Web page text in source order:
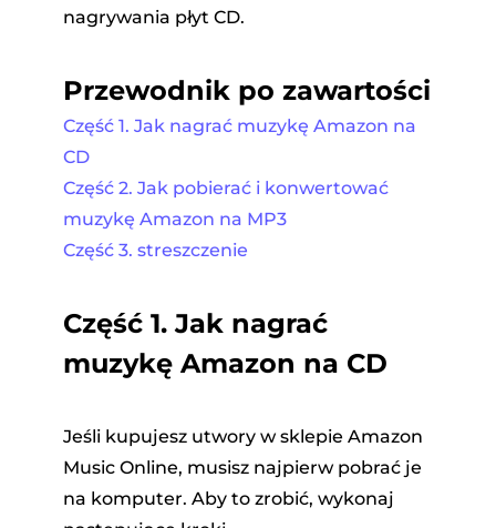
nagrywania płyt CD.
Przewodnik po zawartości
Część 1. Jak nagrać muzykę Amazon na
CD
Część 2. Jak pobierać i konwertować
muzykę Amazon na MP3
Część 3. streszczenie
Część 1. Jak nagrać
muzykę Amazon na CD
Jeśli kupujesz utwory w sklepie Amazon
Music Online, musisz najpierw pobrać je
na komputer. Aby to zrobić, wykonaj